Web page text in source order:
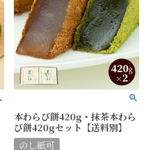
本わらび餅420g・抹茶本わら
び餅420gセット【送料別】
のし紙可